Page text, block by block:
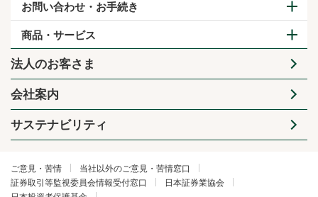
お問い合わせ・お手続き
商品・サービス
法人のお客さま
会社案内
サステナビリティ
ご意見・苦情
当社以外のご意見・苦情窓口
証券取引等監視委員会情報受付窓口
日本証券業協会